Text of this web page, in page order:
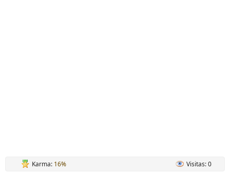
Karma: 16% Visitas: 0